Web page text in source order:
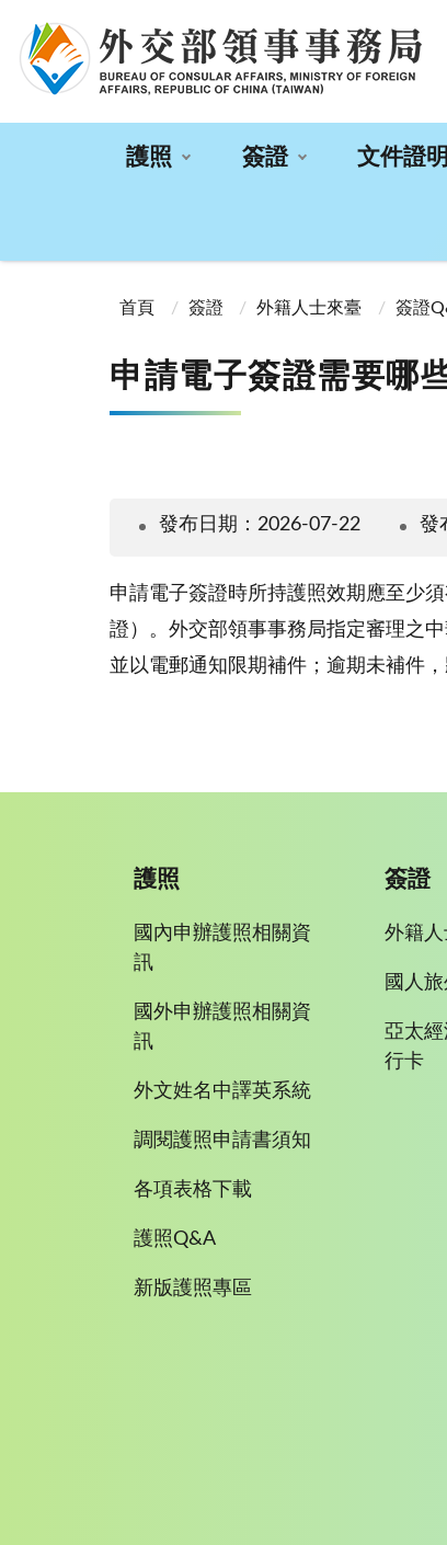
護照 簽證 文件證明
首頁
簽證 外籍人士來臺 簽證
申請電子簽證需要哪
發布日期：2026-07-22 發
申請電子簽證時所持護照效期應至少
證）。外交部領事事務局指定審理之
並以電郵通知限期補件；逾期未補件，
護照
國內申辦護照相關資
訊
國外申辦護照相關資
訊
外文姓名中譯英系統
調閱護照申請書須知
各項表格下載
護照Q&A
新版護照專區
簽證
外籍
國人
亞太
行卡